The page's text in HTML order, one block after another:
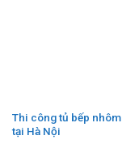
Thi công tủ bếp
tại Hà Nội